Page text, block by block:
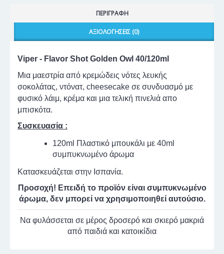
ΠΕΡΙΓΡΑΦΉ
ΑΞΙΟΛΟΓΉΣΕΙΣ (0)
Viper - Flavor Shot Golden Owl 40/120ml
Μια μαεστρία από κρεμώδεις νότες λευκής
σοκολάτας, ντόνατ, cheesecake σε συνδυασμό με
φυσικό λάιμ, κρέμα και μια τελική πινελιά απο
μπισκότα.
Συσκευασία :
120ml Πλαστικό μπουκάλι με 40ml
συμπυκνωμένο άρωμα
Κατασκευάζεται στην Ισπανία.
Προσοχή! Επειδή το προϊόν είναι συμπυκνωμένο
άρωμα, δεν μπορεί να χρησιμοποιηθεί αυτούσιο.
Να φυλάσσεται σε μέρος δροσερό και σκιερό μακριά
από παιδιά και κατοικίδια